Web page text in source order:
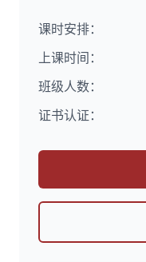
课时安排：
上课时间：
班级人数：
证书认证：